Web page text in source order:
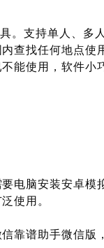
。支持单人、多
查找任何地点使
能使用，软件小
电脑安装安卓
使用。
靠谱助手微信版，